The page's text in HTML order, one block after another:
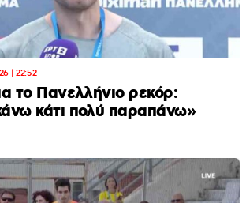
| 22:52
το Πανελλήνιο ρεκόρ:
κάτι πολύ παραπάνω»